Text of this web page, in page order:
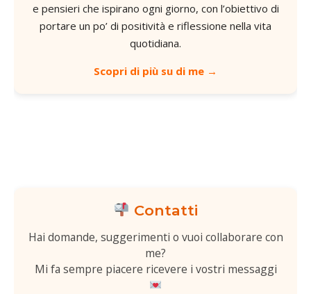
e pensieri che ispirano ogni giorno, con l’obiettivo di
portare un po’ di positività e riflessione nella vita
quotidiana.
Scopri di più su di me →
Contatti
Hai domande, suggerimenti o vuoi collaborare con
me?
Mi fa sempre piacere ricevere i vostri messaggi